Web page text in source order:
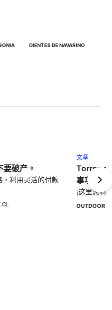
DIENTES DE NAVARINO
破产。
利用灵活的付款
文章
Torres
事项
¡这里您将
OUTDOOR